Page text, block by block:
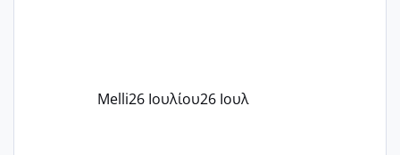
Εγώ πήγα σε έναν ιδιωτικό παιδικό στ
Melli26 Ιουλίου26 Ιουλ